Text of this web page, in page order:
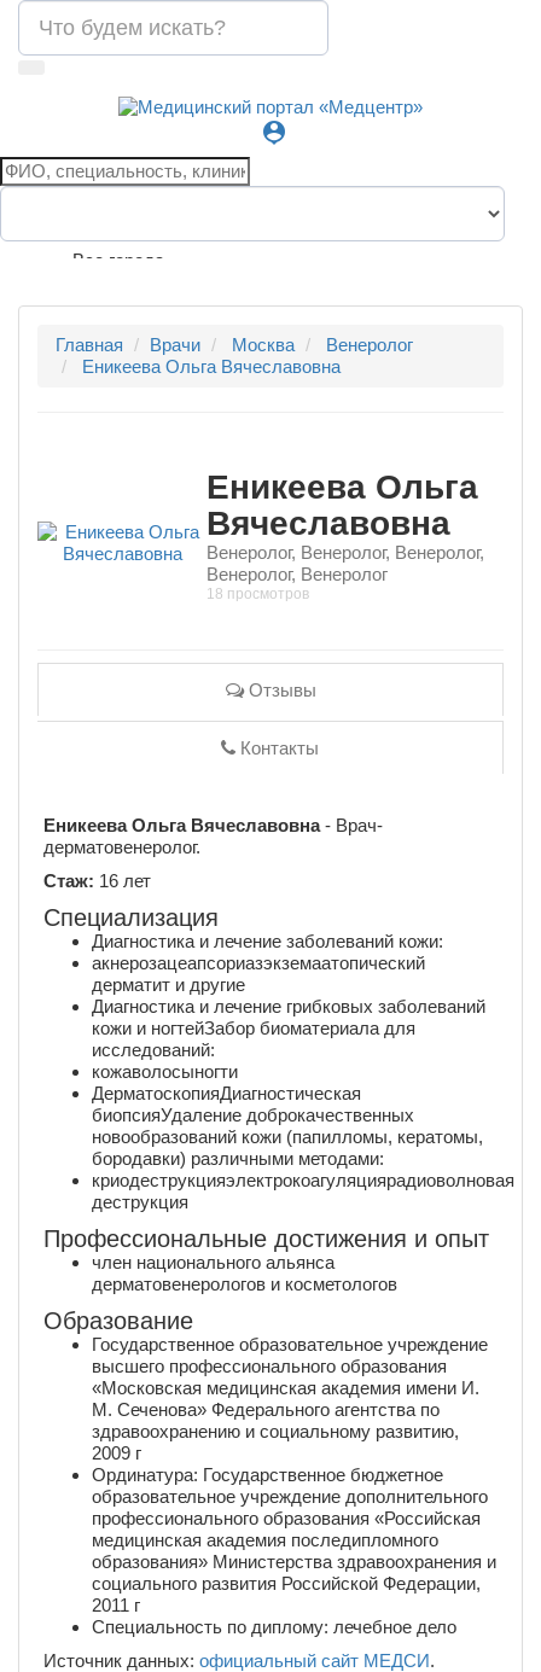
person_pin
Все города
Главная Врачи Москва
Венеролог
Еникеева Ольга Вячеславовна
Еникеева Ольга
Вячеславовна
Венеролог, Венеролог, Венеролог,
Венеролог, Венеролог
18 просмотров
Отзывы
Контакты
Еникеева Ольга Вячеславовна- Врач-
дерматовенеролог.
Стаж: 16 лет
Специализация
Диагностика и лечение заболеваний кожи:
акнерозацеапсориазэкземаатопический
дерматит и другие
Диагностика и лечение грибковых заболеваний
кожи и ногтейЗабор биоматериала для
исследований:
кожаволосыногти
ДерматоскопияДиагностическая
биопсияУдаление доброкачественных
новообразований кожи (папилломы, кератомы,
бородавки) различными методами:
криодеструкцияэлектрокоагуляциярадиоволновая
деструкция
Профессиональные достижения и опыт
член национального альянса
дерматовенерологов и косметологов
Образование
Государственное образовательное учреждение
высшего профессионального образования
«Московская медицинская академия имени И.
М. Сеченова» Федерального агентства по
здравоохранению и социальному развитию,
2009 г
Ординатура: Государственное бюджетное
образовательное учреждение дополнительного
профессионального образования «Российская
медицинская академия последипломного
образования» Министерства здравоохранения и
социального развития Российской Федерации,
2011 г
Специальность по диплому: лечебное дело
Источник данных: официальный сайт МЕДСИ.